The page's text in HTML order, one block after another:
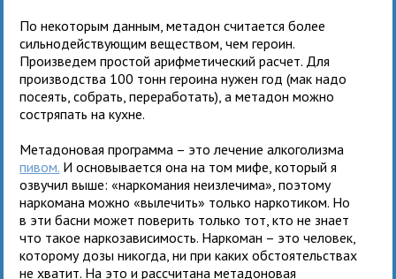
По некоторым данным, метадон считается более
сильнодействующим веществом, чем героин.
Произведем простой арифметический расчет. Для
производства 100 тонн героина нужен год (мак надо
посеять, собрать, переработать), а метадон можно
состряпать на кухне.
Метадоновая программа – это лечение алкоголизма
пивом. И основывается она на том мифе, который я
озвучил выше: «наркомания неизлечима», поэтому
наркомана можно «вылечить» только наркотиком. Но
в эти басни может поверить только тот, кто не знает
что такое наркозависимость. Наркоман – это человек,
которому дозы никогда, ни при каких обстоятельствах
не хватит. На это и рассчитана метадоновая